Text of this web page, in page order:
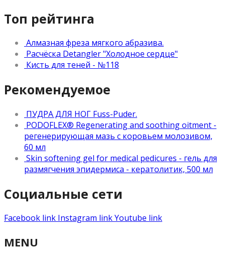
Топ рейтинга
Алмазная фреза мягкого абразива.
Расчёска Detangler "Холодное сердце"
Кисть для теней - №118
Рекомендуемое
ПУДРА ДЛЯ НОГ Fuss-Puder.
PODOFLEX® Regenerating and soothing oitment -
регенерирующая мазь с коровьем молозивом,
60 мл
Skin softening gel for medical pedicures - гель для
размягчения эпидермиса - кератолитик, 500 мл
Социальные сети
Facebook link Instagram linkYoutube link
MENU